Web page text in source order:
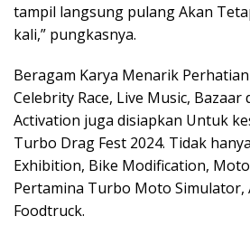
tampil langsung pulang Akan
kali,” pungkasnya.
Beragam Karya Menarik
Celebrity Race, Live Music,
Activation juga disiapkan Untuk
Turbo Drag Fest 2024. Tidak
Exhibition, Bike Modification,
Pertamina Turbo Moto Simulator,
Foodtruck.